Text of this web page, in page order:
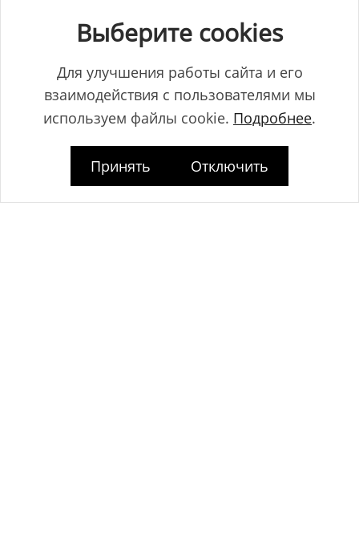
выданное Главным управлением юстиции Гродненского
Выберите cookies
Для улучшения работы сайта и его
взаимодействия с пользователями мы
используем файлы cookie. Подробнее.
Принять Отключить